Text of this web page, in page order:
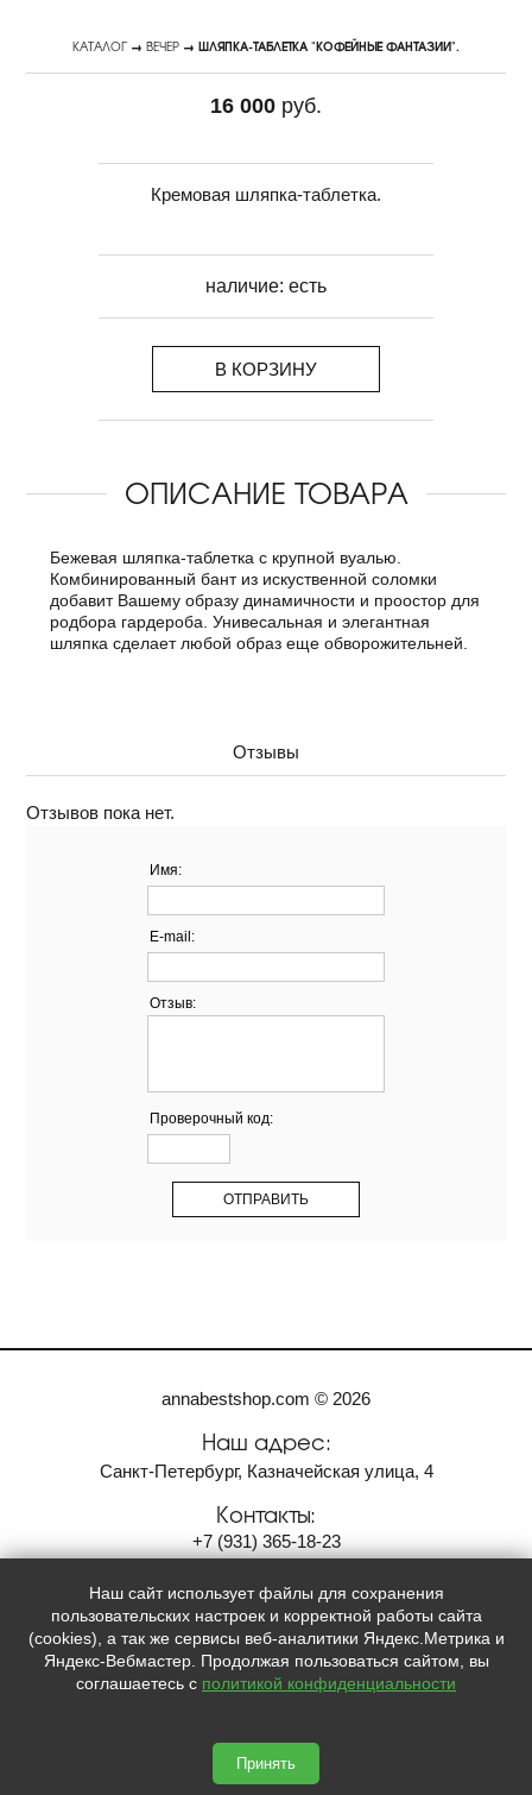
КАТАЛОГ → ВЕЧЕР → ШЛЯПКА-ТАБЛЕТКА "КОФЕЙНЫЕ ФАНТАЗИИ".
Кремовая шляпка-таблетка.
наличие: есть
16 000руб.
В КОРЗИНУ
ОПИСАНИЕ ТОВАРА
Бежевая шляпка-таблетка с крупной вуалью.
Комбинированный бант из искуственной соломки
добавит Вашему образу динамичности и проостор для
родбора гардероба. Унивесальная и элегантная
шляпка сделает любой образ еще обворожительней.
Отзывы
Отзывов пока нет.
Имя:
E-mail:
Отзыв:
Проверочный код:
annabestshop.com © 2026
Наш адрес:
Санкт-Петербург, Казначейская улица, 4
Контакты:
+7 (931) 365-18-23
Мы в социальных сетях:

сертификату качества Placemark
Наш сайт использует файлы для сохранения
пользовательских настроек и корректной работы сайта
(cookies), а так же сервисы веб-аналитики Яндекс.Метрика и
Яндекс-Вебмастер. Продолжая пользоваться сайтом, вы
соглашаетесь с политикой конфиденциальности
Принять